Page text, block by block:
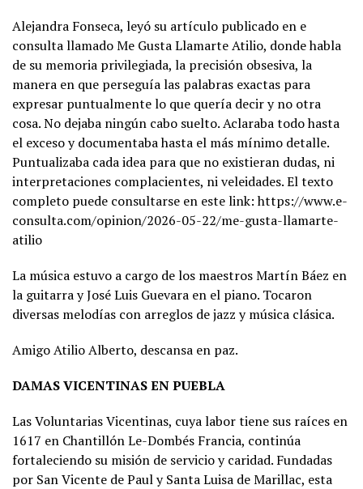
Alejandra Fonseca, leyó su artículo publicado en e
consulta llamado Me Gusta Llamarte Atilio, donde habla
de su memoria privilegiada, la precisión obsesiva, la
manera en que perseguía las palabras exactas para
expresar puntualmente lo que quería decir y no otra
cosa. No dejaba ningún cabo suelto. Aclaraba todo hasta
el exceso y documentaba hasta el más mínimo detalle.
Puntualizaba cada idea para que no existieran dudas, ni
interpretaciones complacientes, ni veleidades. El texto
completo puede consultarse en este link: https://www.e-
consulta.com/opinion/2026-05-22/me-gusta-llamarte-
atilio
La música estuvo a cargo de los maestros Martín Báez en
la guitarra y José Luis Guevara en el piano. Tocaron
diversas melodías con arreglos de jazz y música clásica.
Amigo Atilio Alberto, descansa en paz.
DAMAS VICENTINAS EN PUEBLA
Las Voluntarias Vicentinas, cuya labor tiene sus raíces en
1617 en Chantillón Le-Dombés Francia, continúa
fortaleciendo su misión de servicio y caridad. Fundadas
por San Vicente de Paul y Santa Luisa de Marillac, esta